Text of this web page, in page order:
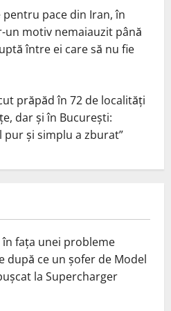
pentru pace din Iran, în
un motiv nemaiauzit până
între ei care să nu fie
prăpăd în 72 de localități
dar și în București:
pur și simplu a zburat”
în fața unei probleme
după ce un șofer de Model
la Supercharger